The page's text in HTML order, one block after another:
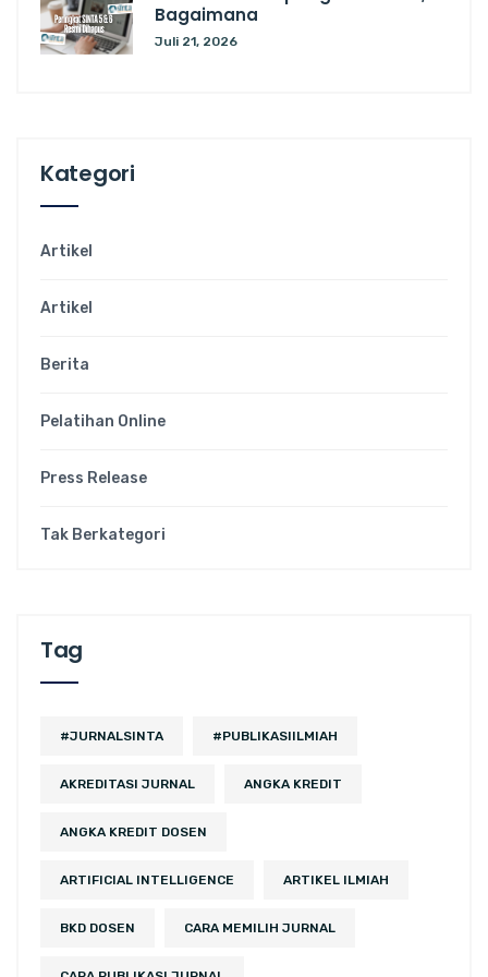
Bagaimana
Juli 21, 2026
Kategori
Artikel
Artikel
Berita
Pelatihan Online
Press Release
Tak Berkategori
Tag
#JURNALSINTA #PUBLIKASIILMIAH
AKREDITASI JURNAL ANGKA KREDIT
ANGKA KREDIT DOSEN
ARTIFICIAL INTELLIGENCE ARTIKEL ILMIAH
BKD DOSEN CARA MEMILIH JURNAL